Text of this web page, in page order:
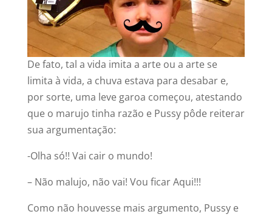
‍De fato, tal a vida imita a arte ou a arte se
limita à vida, a chuva estava para desabar e,
por sorte, uma leve garoa começou, atestando
que o marujo tinha razão e Pussy pôde reiterar
sua argumentação:
-Olha só!! Vai cair o mundo!
– Não malujo, não vai! Vou ficar Aqui!!!
Como não houvesse mais argumento, Pussy e